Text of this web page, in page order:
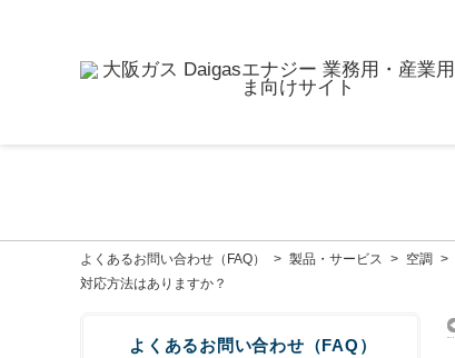
よくあるお問い合わせ（FAQ） > 製品・サービス > 空調 >
対応方法はありますか？
よくあるお問い合わせ（FAQ）